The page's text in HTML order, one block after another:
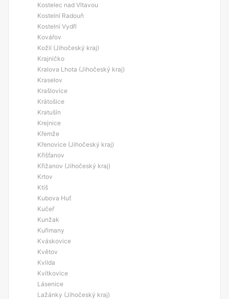
Kostelec nad Vltavou
Kostelní Radouň
Kostelní Vydří
Kovářov
Kožlí (Jihočeský kraj)
Krajničko
Kralova Lhota (Jihočeský kraj)
Kraselov
Krašlovice
Krátošice
Kratušín
Krejnice
Křemže
Křenovice (Jihočeský kraj)
Křišťanov
Křižanov (Jihočeský kraj)
Krtov
Ktiš
Kubova Huť
Kučeř
Kunžak
Kuřimany
Kváskovice
Květov
Kvilda
Kvítkovice
Lásenice
Lažánky (Jihočeský kraj)